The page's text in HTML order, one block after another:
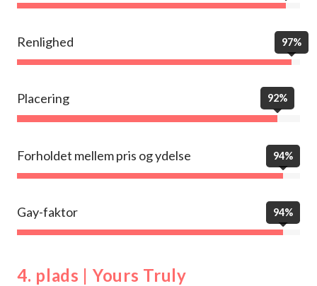
Renlighed 97%
Placering 92%
Forholdet mellem pris og ydelse 94%
Gay-faktor 94%
4. plads | Yours Truly